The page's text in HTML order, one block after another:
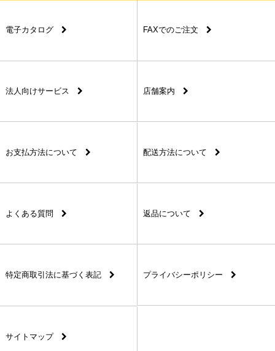
電子カタログ FAXでのご注文
法人向けサービス 店舗案内
お支払方法について 配送方法について
よくある質問 返品について
特定商取引法に基づく表記 プライバシーポリシー
サイトマップ